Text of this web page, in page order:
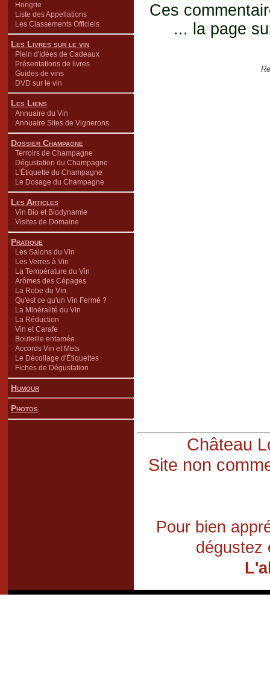
Hongrie
Liste des Appellations
Les Classements Officiels
Les Livres sur le vin
Plein d'Idées de Cadeaux
Présentations de livres
Guides de vins
DVD sur le vin
Les Liens
Annuaire du Vin
Annuaire Sites de Vignerons
Dossier Champagne
Terroirs de Champagne
Dégustation du Champagne
L'Étiquette du Champagne
Le Dosage du Champagne
Les Articles
Vin Bio et Biodynamie
Visites de Domaine
Pratique
Les Salons du Vin
Les Verres à Vin
La Température du Vin
Arômes des Cépages
La Robe du Vin
Qu'est ce qu'un Vin Fermé ?
La Minéralité du Vin
La Réduction
Vin et Carafe
Bouteille entamée
Accords Vin et Mets
Le Décollage d'Étiquettes
Fiches de Dégustation
Humour
Photos
Ces
... la page
Château
Site non
Pour bien
dégustez